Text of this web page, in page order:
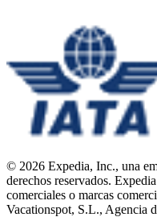
© 2026 Expedia, Inc., una
derechos reservados.
comerciales o marcas
Vacationspot, S.L., Agencia